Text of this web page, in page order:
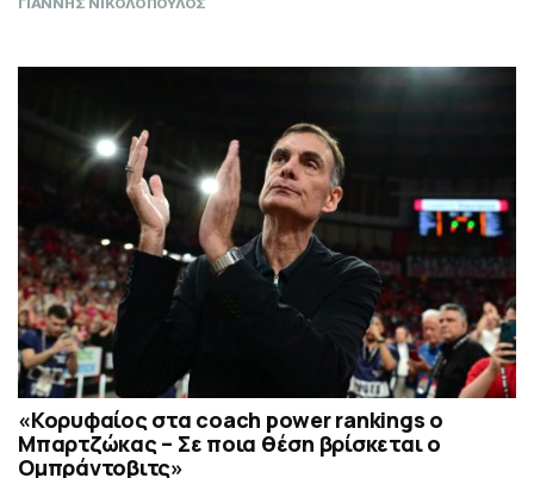
ΓΙΑΝΝΗΣ ΝΙΚΟΛΟΠΟΥΛΟΣ
«Κορυφαίος στα coach power rankings ο
Μπαρτζώκας – Σε ποια θέση βρίσκεται ο
Ομπράντοβιτς»